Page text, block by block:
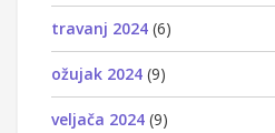
travanj 2024 (6)
ožujak 2024 (9)
veljača 2024 (9)